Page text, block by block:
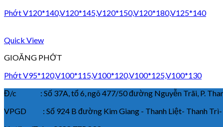
Phớt V120*140,V120*145,V120*150,V120*180,V125*140
Quick View
GIOĂNG PHỚT
Phớt V95*120,V100*115,V100*120,V100*125,V100*130
Đ/c : Số 37A, tổ 6, ngõ 477/50 đường Nguyễn Trãi, P. Thanh
VPGD : Số 924 B đường Kim Giang - Thanh Liệt- Thanh